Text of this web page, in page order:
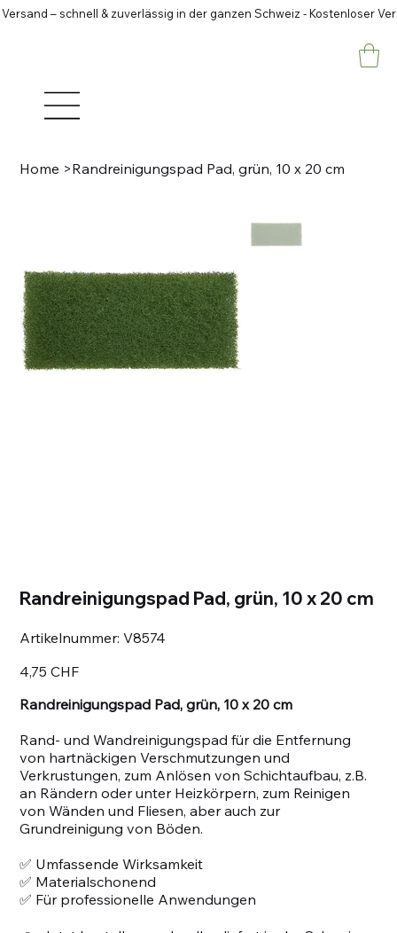
– schnell & zuverlässig in der ganzen Schweiz - Kostenloser
Home >Randreinigungspad Pad, grün, 10 x 20 cm
Randreinigungspad Pad, grün, 10 x 20 cm
Artikelnummer: Artikelnummer:
V8574
V8574
4,75 CHF
Randreinigungspad Pad, grün, 10 x 20 cm
Rand- und Wandreinigungspad für die Entfernung
von hartnäckigen Verschmutzungen und
Verkrustungen, zum Anlösen von Schichtaufbau, z.B.
an Rändern oder unter Heizkörpern, zum Reinigen
von Wänden und Fliesen, aber auch zur
Grundreinigung von Böden.
✅ Umfassende Wirksamkeit
✅ Materialschonend
✅ Für professionelle Anwendungen